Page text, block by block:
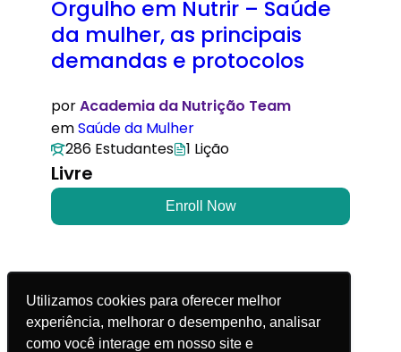
Utilizamos cookies para oferecer melhor
experiência, melhorar o desempenho, analisar
como você interage em nosso site e
Orgulho em Nutrir – Saúde
da mulher, as principais
demandas e protocolos
porAcademia da Nutrição Team
emSaúde da Mulher
286 Estudantes
1 Lição
Livre
Enroll Now
© 2025 Academia da Nutrição. Todos os direitos